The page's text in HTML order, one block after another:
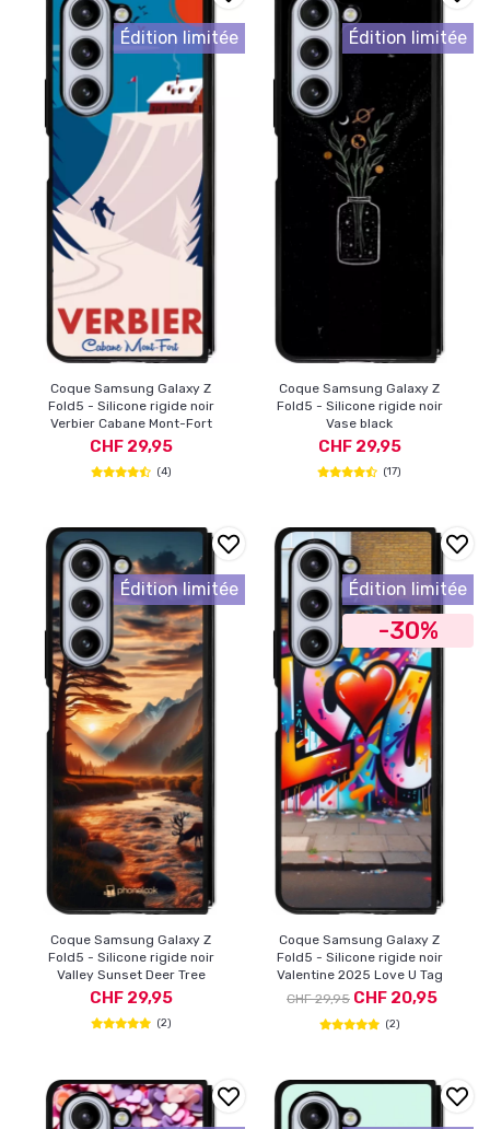
Coque Samsung Galaxy Z
Fold5 - Silicone rigide noir
Verbier Cabane Mont-Fort
CHF 29,95
(4)
Édition limitée
Coque Samsung Galaxy Z
Fold5 - Silicone rigide noir
Vase black
CHF 29,95
(17)
Édition limitée
Coque Samsung Galaxy Z
Fold5 - Silicone rigide noir
Valley Sunset Deer Tree
CHF 29,95
(2)
Édition limitée
Coque Samsung Galaxy Z
Fold5 - Silicone rigide noir
Valentine 2025 Love U Tag
CHF 29,95 CHF 20,95
(2)
Édition limitée
-30%